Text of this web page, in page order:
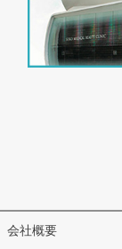
会社概要